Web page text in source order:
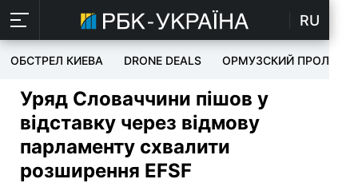
RU
ОБСТРЕЛ КИЕВА DRONE DEALS ОРМУЗСКИЙ ПРОЛИВ
Уряд Словаччини пішов у
відставку через відмову
парламенту схвалити
розширення EFSF